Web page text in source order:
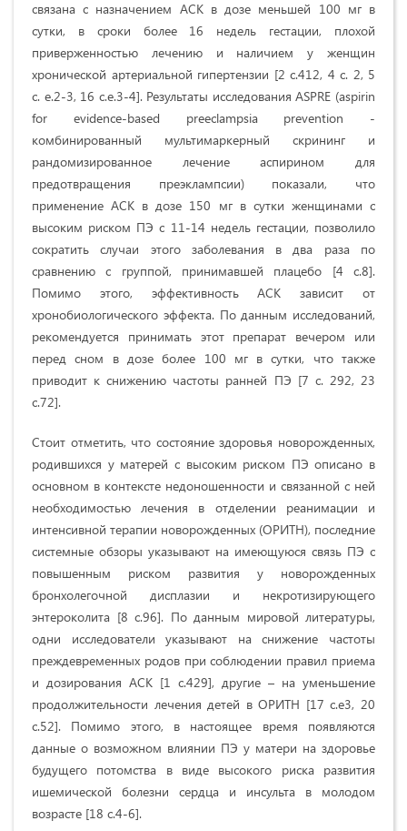
связана с назначением АСК в дозе меньшей 100 мг в
сутки, в сроки более 16 недель гестации, плохой
приверженностью лечению и наличием у женщин
хронической артериальной гипертензии [2 c.412, 4 c. 2, 5
c. e.2-3, 16 c.e.3-4]. Результаты исследования ASPRE (aspirin
for
evidence-based preeclampsia prevention -
комбинированный мультимаркерный скрининг и
рандомизированное лечение аспирином для
предотвращения преэклампсии) показали, что
применение АСК в дозе 150 мг в сутки женщинами с
высоким риском ПЭ с 11-14 недель гестации, позволило
сократить случаи этого заболевания в два раза по
сравнению с группой, принимавшей плацебо [4 c.8].
Помимо этого, эффективность АСК зависит от
хронобиологического эффекта. По данным исследований,
рекомендуется принимать этот препарат вечером или
перед сном в дозе более 100 мг в сутки, что также
приводит к снижению частоты ранней ПЭ [7 с. 292, 23
с.72].
Стоит отметить, что состояние здоровья новорожденных,
родившихся у матерей с высоким риском ПЭ описано в
основном в контексте недоношенности и связанной с ней
необходимостью лечения в отделении реанимации и
интенсивной терапии новорожденных (ОРИТН), последние
системные обзоры указывают на имеющуюся связь ПЭ с
повышенным риском развития у новорожденных
бронхолегочной дисплазии и некротизирующего
энтероколита [8 с.96]. По данным мировой литературы,
одни исследователи указывают на снижение частоты
преждевременных родов при соблюдении правил приема
и дозирования АСК [1 с.429], другие – на уменьшение
продолжительности лечения детей в ОРИТН [17 с.е3, 20
с.52]. Помимо этого, в настоящее время появляются
данные о возможном влиянии ПЭ у матери на здоровье
будущего потомства в виде высокого риска развития
ишемической болезни сердца и инсульта в молодом
возрасте [18 с.4-6].